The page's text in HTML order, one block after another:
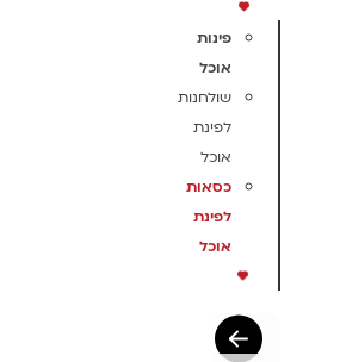
פינות
אוכל
שולחנות
לפינת
אוכל
כסאות
לפינת
אוכל